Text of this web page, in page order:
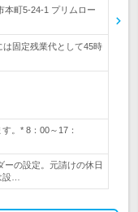
本町5-24-1 プリムロー
は固定残業代として45時
。* 8：00～17：
ーの設定。元請けの休日
設…